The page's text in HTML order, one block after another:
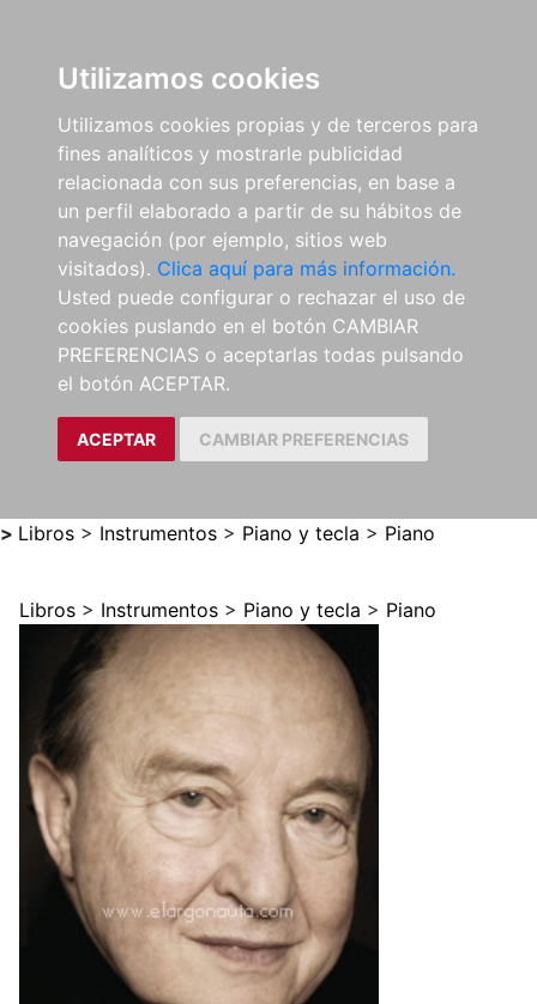
Utilizamos cookies
Utilizamos cookies propias y de terceros para
fines analíticos y mostrarle publicidad
relacionada con sus preferencias, en base a
un perfil elaborado a partir de su hábitos de
navegación (por ejemplo, sitios web
visitados). Clica aquí para más información.
Usted puede configurar o rechazar el uso de
cookies puslando en el botón CAMBIAR
PREFERENCIAS o aceptarlas todas pulsando
el botón ACEPTAR.
ACEPTAR CAMBIAR PREFERENCIAS
> Libros > Instrumentos > Piano y tecla > Piano
Libros > Instrumentos > Piano y tecla > Piano